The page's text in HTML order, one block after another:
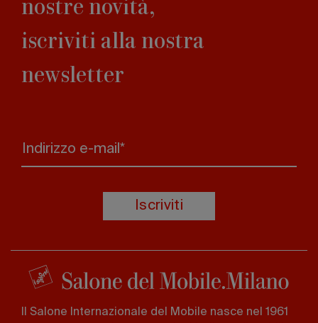
nostre novità,
iscriviti alla nostra
newsletter
Indirizzo e-mail*
Iscriviti
Il Salone Internazionale del Mobile nasce nel 1961